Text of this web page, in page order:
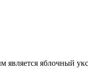
яблочный